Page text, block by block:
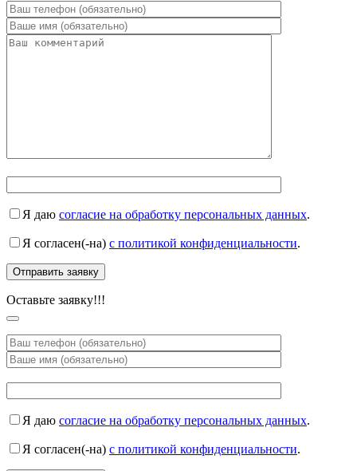
Я даю согласие на обработку персональных данных.
Я согласен(-на) с политикой конфиденциальности.
Оставьте заявку!!!
Я даю согласие на обработку персональных данных.
Я согласен(-на) с политикой конфиденциальности.